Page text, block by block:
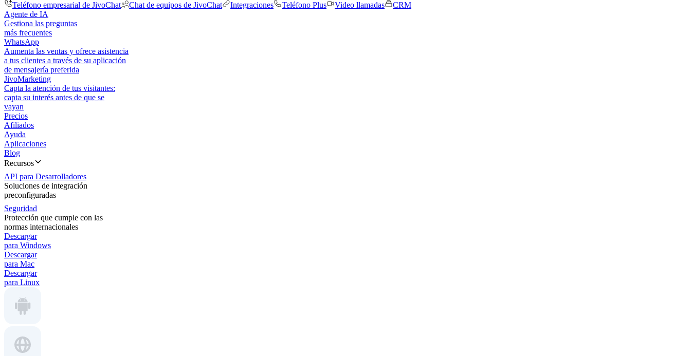
Teléfono empresarial de JivoChat
Chat de equipos de JivoChat Integraciones Teléfono Plus Video llamadas
CRM
Agente de IA
Gestiona las preguntas
más frecuentes
WhatsApp
Aumenta las ventas y ofrece asistencia
a tus clientes a través de su aplicación
de mensajería preferida
JivoMarketing
Capta la atención de tus visitantes:
capta su interés antes de que se
vayan
Precios
Afiliados
Ayuda
Aplicaciones
Blog
Recursos
API para Desarrolladores
Soluciones de integración
preconfiguradas
Seguridad
Protección que cumple con las
normas internacionales
Descargar
para Windows
Descargar
para Mac
Descargar
para Linux